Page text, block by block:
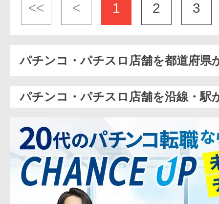
<< < 1 2 3
パチンコ・パチスロ店舗を都道府県
パチンコ・パチスロ店舗を沿線・駅